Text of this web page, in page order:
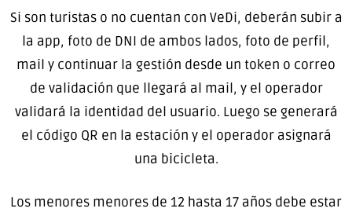
Si son turistas o no cuentan con VeDi, deberán subir a
la app, foto de DNI de ambos lados, foto de perfil,
mail y continuar la gestión desde un token o correo
de validación que llegará al mail, y el operador
validará la identidad del usuario. Luego se generará
el código QR en la estación y el operador asignará
una bicicleta.
Los menores menores de 12 hasta 17 años debe estar